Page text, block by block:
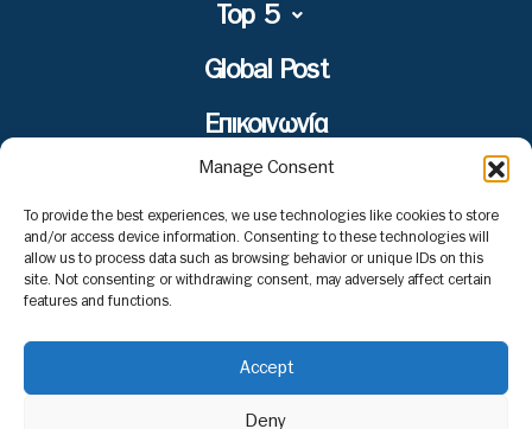
Manage Consent
To provide the best experiences, we use technologies like cookies to store
and/or access device information. Consenting to these technologies will
allow us to process data such as browsing behavior or unique IDs on this
site. Not consenting or withdrawing consent, may adversely affect certain
features and functions.
Accept
Deny
Top 5
Global Post
Επικοινωνία
Το περιεχόμενο στο www.nextravel.gr προορίζεται
αποκλειστικά για προσωπική χρήση από τους επισκέπτες. Η
χρήση ή η διάδοση, είτε τροποποιημένη είτε αμετάβλητη, σε